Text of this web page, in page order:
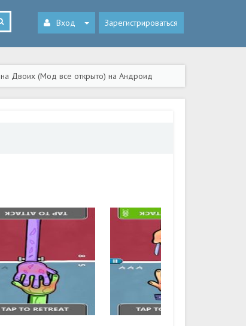
Вход Зарегистрироваться
Двоих (Мод все открыто) на Андроид